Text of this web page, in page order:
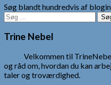
Søg blandt hundredvis af
Søg
efter:
Trine Nebel
Velkommen til
og råd om, hvordan du kan
taler og troværdighed.